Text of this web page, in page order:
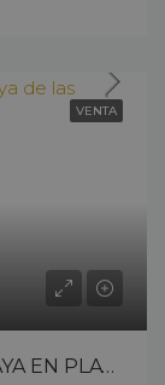
VENTA
APARTAMENTO CERCA DE LA PLAYA EN PLAYA DE LAS AMERICAS – 12301cp26